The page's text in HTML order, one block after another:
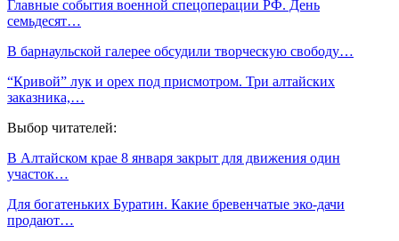
Главные события военной спецоперации РФ. День
семьдесят…
В барнаульской галерее обсудили творческую свободу…
“Кривой” лук и орех под присмотром. Три алтайских
заказника,…
Выбор читателей:
В Алтайском крае 8 января закрыт для движения один
участок…
Для богатеньких Буратин. Какие бревенчатые эко-дачи
продают…